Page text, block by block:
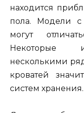
находится
пола. Модели
могут
Некоторые
несколькими
кроватей
систем хранения.